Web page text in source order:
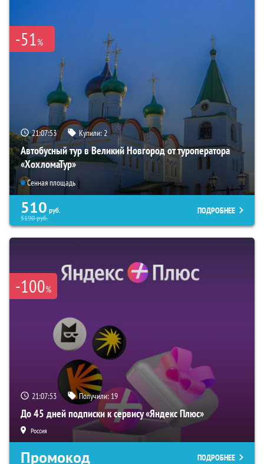
-51%
21:07:52 Купили:2
Автобусный тур в Великий Новгород от туроператора
«ХохломаТур»
Сенная площадь
510 руб.
5190руб.
ПОДРОБНЕЕ
-100%
21:07:52 Получили: 19
До 45 дней подписки к сервису «Яндекс Плюс»
Россия
Промокод ПОДРОБНЕЕ